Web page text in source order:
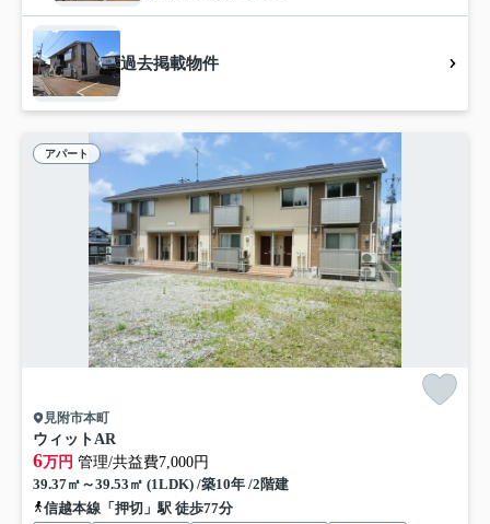
過去掲載物件
アパート
見附市本町
ウィットAR
6万円 管理/共益費7,000円
39.37㎡～39.53㎡ (1LDK) /築10年 /2階建
信越本線「押切」駅 徒歩77分